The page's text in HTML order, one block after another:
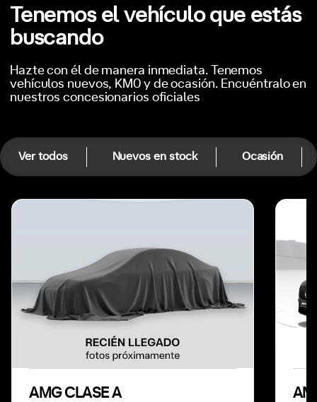
Tenemos el vehículo que estás
buscando
Hazte con él de manera inmediata. Tenemos
vehículos nuevos, KM0 y de ocasión. Encuéntralo en
nuestros concesionarios oficiales
Ver todos Nuevos en stock Ocasión
AMG CLASE A